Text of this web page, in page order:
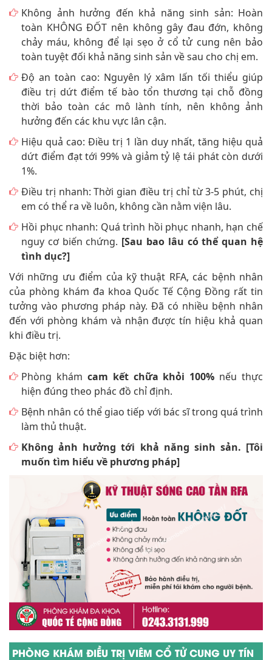
Không ảnh hưởng đến khả năng sinh sản: Hoàn
toàn KHÔNG ĐỐT nên không gây đau đớn, không
chảy máu, không để lại sẹo ở cổ tử cung nên bảo
toàn tuyệt đối khả năng sinh sản về sau cho chị em.
Độ an toàn cao: Nguyên lý xâm lấn tối thiểu giúp
điều trị dứt điểm tế bào tổn thương tại chỗ đồng
thời bảo toàn các mô lành tính, nên không ảnh
hưởng đến các khu vực lân cận.
Hiệu quả cao: Điều trị 1 lần duy nhất, tăng hiệu quả
dứt điểm đạt tới 99% và giảm tỷ lệ tái phát còn dưới
1%.
Điều trị nhanh: Thời gian điều trị chỉ từ 3-5 phút, chị
em có thể ra về luôn, không cần nằm viện lâu.
Hồi phục nhanh: Quá trình hồi phục nhanh, hạn chế
nguy cơ biến chứng. [Sau bao lâu có thể quan hệ
tình dục?]
Với những ưu điểm của kỹ thuật RFA, các bệnh nhân
của phòng khám đa khoa Quốc Tế Cộng Đồng rất tin
tưởng vào phương pháp này. Đã có nhiều bệnh nhân
đến với phòng khám và nhận được tín hiệu khả quan
khi điều trị.
Đặc biệt hơn:
Phòng khám cam kết chữa khỏi 100% nếu thực
hiện đúng theo phác đồ chỉ định.
Bệnh nhân có thể giao tiếp với bác sĩ trong quá trình
làm thủ thuật.
Không ảnh hưởng tới khả năng sinh sản. [Tôi
muốn tìm hiểu về phương pháp]
PHÒNG KHÁM ĐIỀU TRỊ VIÊM CỔ TỬ CUNG UY TÍN